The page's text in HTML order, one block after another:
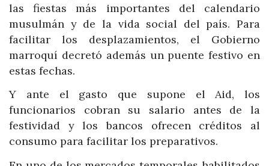
las fiestas más importantes del calendario
musulmán y de la vida social del país. Para
facilitar los desplazamientos, el Gobierno
marroquí decretó además un puente festivo en
estas fechas.
Y ante el gasto que supone el Aid, los
funcionarios cobran su salario antes de la
festividad y los bancos ofrecen créditos al
consumo para facilitar los preparativos.